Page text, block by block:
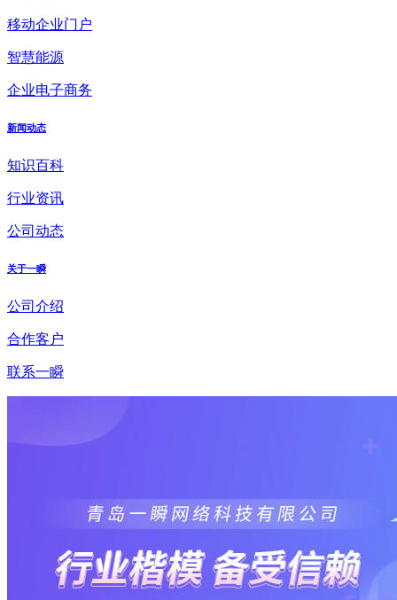
移动企业门户
智慧能源
企业电子商务
新闻动态
知识百科
行业资讯
公司动态
关于一瞬
公司介绍
合作客户
联系一瞬